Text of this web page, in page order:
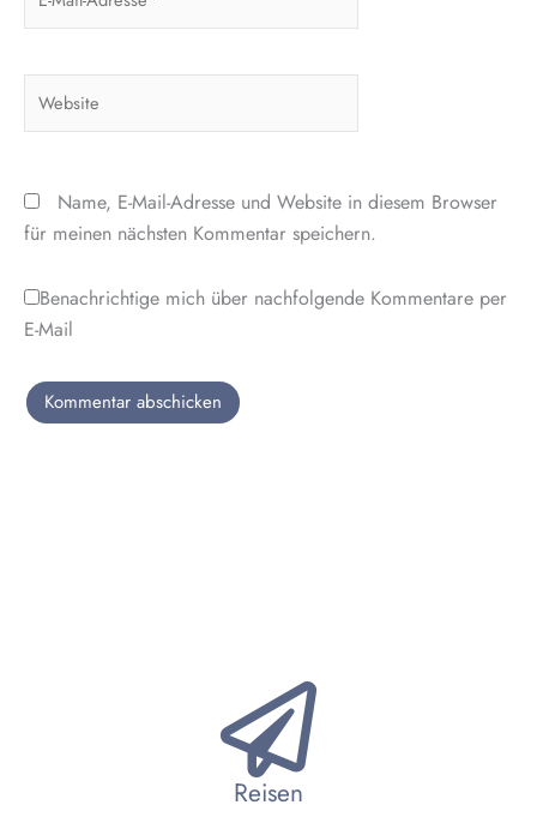
Website
Name, E-Mail-Adresse und Website in diesem Browser
für meinen nächsten Kommentar speichern.
Benachrichtige mich über nachfolgende Kommentare per
E-Mail
Reisen